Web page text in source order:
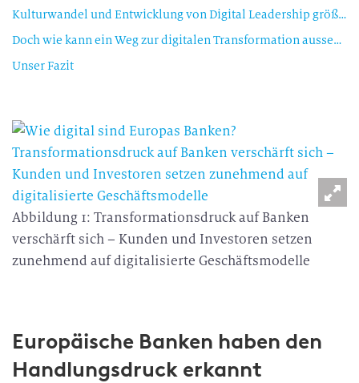
Kulturwandel und Entwicklung von Digital Leadership größte Herausforderung
Doch wie kann ein Weg zur digitalen Transformation aussehen?
Unser Fazit
Abbildung 1: Transformationsdruck auf Banken
verschärft sich – Kunden und Investoren setzen
zunehmend auf digitalisierte Geschäftsmodelle
Europäische Banken haben den
Handlungsdruck erkannt